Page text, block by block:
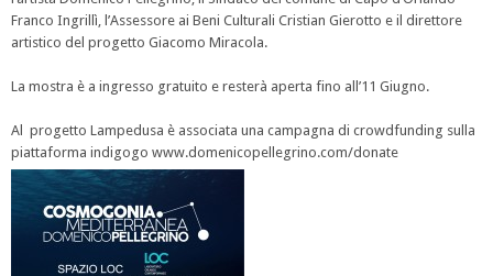
Franco Ingrillì, l’Assessore ai Beni Culturali Cristian Gierotto e il direttore
artistico del progetto Giacomo Miracola.
La mostra è a ingresso gratuito e resterà aperta fino all’11 Giugno.
Al progetto Lampedusa è associata una campagna di crowdfunding sulla
piattaforma indigogo www.domenicopellegrino.com/donate